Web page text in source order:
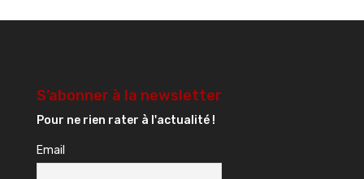
S’abonner à la newsletter
Pour ne rien rater à l'actualité !
Email